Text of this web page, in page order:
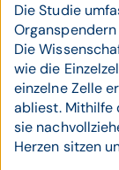
Die Studie
Die
wie die
einzelne Zelle
abliest. Mithilfe
sie
Herzen sitzen